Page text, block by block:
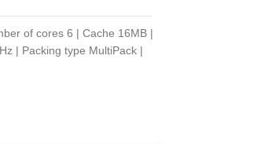
of cores 6 | Cache 16MB |
| Packing type MultiPack |